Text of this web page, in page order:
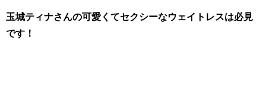
玉城ティナさんの可愛くてセクシーなウェイトレスは必見
です！